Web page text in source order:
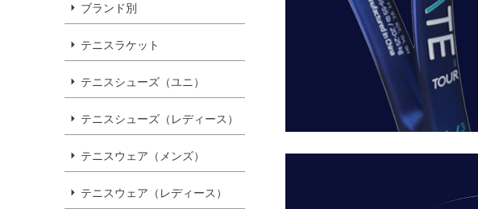
ブランド別
テニスラケット
テニスシューズ（ユニ）
テニスシューズ（レディース）
テニスウェア（メンズ）
テニスウェア（レディース）